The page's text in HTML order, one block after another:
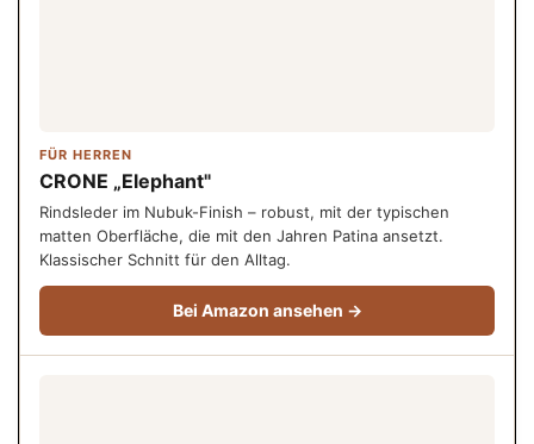
FÜR HERREN
CRONE „Elephant"
Rindsleder im Nubuk-Finish – robust, mit der typischen
matten Oberfläche, die mit den Jahren Patina ansetzt.
Klassischer Schnitt für den Alltag.
Bei Amazon ansehen →